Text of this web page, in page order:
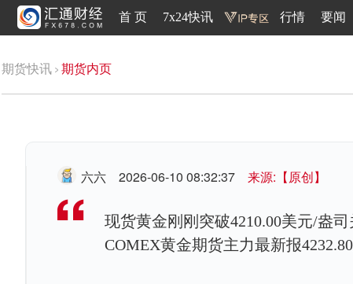
首 页 7x24快讯 行情 要闻
期货快讯 期货内页
六六 2026-06-10 08:32:37 来源:【原创】
现货黄金刚刚突破4210.00美元/盎
COMEX黄金期货主力最新报